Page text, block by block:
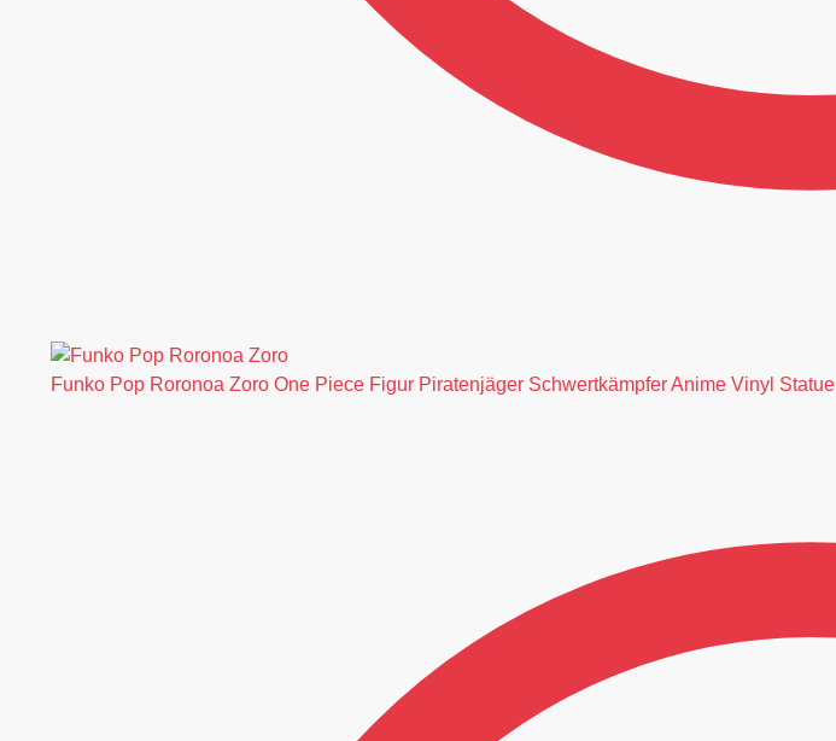
Funko Pop Roronoa Zoro One Piece Figur Piratenjäger Schwertkämpfer Anime Vinyl Statue